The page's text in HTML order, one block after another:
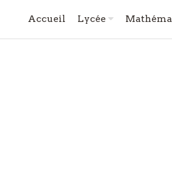
Accueil Lycée